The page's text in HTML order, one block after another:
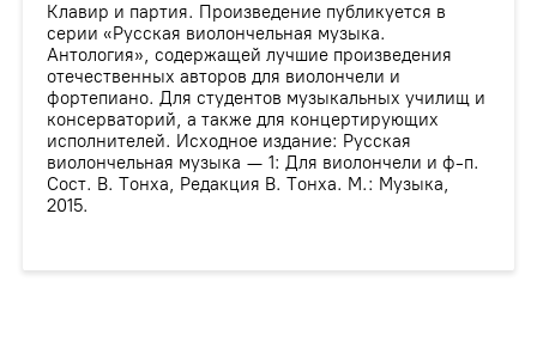
Клавир и партия. Произведение публикуется в
серии «Русская виолончельная музыка.
Антология», содержащей лучшие произведения
отечественных авторов для виолончели и
фортепиано. Для студентов музыкальных училищ и
консерваторий, а также для концертирующих
исполнителей. Исходное издание: Русская
виолончельная музыка — 1: Для виолончели и ф-п.
Сост. В. Тонха, Редакция В. Тонха. М.: Музыка,
2015.